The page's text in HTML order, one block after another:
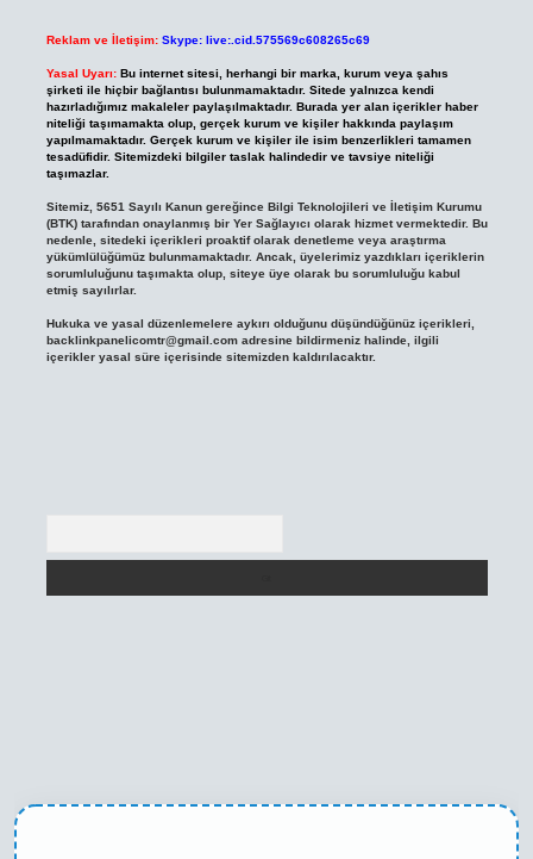
Reklam ve İletişim: Skype: live:.cid.575569c608265c69
Yasal Uyarı: Bu internet sitesi, herhangi bir marka, kurum veya şahıs
şirketi ile hiçbir bağlantısı bulunmamaktadır. Sitede yalnızca kendi
hazırladığımız makaleler paylaşılmaktadır. Burada yer alan içerikler haber
niteliği taşımamakta olup, gerçek kurum ve kişiler hakkında paylaşım
yapılmamaktadır. Gerçek kurum ve kişiler ile isim benzerlikleri tamamen
tesadüfidir. Sitemizdeki bilgiler taslak halindedir ve tavsiye niteliği
taşımazlar.
Sitemiz, 5651 Sayılı Kanun gereğince Bilgi Teknolojileri ve İletişim Kurumu
(BTK) tarafından onaylanmış bir Yer Sağlayıcı olarak hizmet vermektedir. Bu
nedenle, sitedeki içerikleri proaktif olarak denetleme veya araştırma
yükümlülüğümüz bulunmamaktadır. Ancak, üyelerimiz yazdıkları içeriklerin
sorumluluğunu taşımakta olup, siteye üye olarak bu sorumluluğu kabul
etmiş sayılırlar.
Hukuka ve yasal düzenlemelere aykırı olduğunu düşündüğünüz içerikleri,
backlinkpanelicomtr@gmail.comadresine bildirmeniz halinde, ilgili
içerikler yasal süre içerisinde sitemizden kaldırılacaktır.